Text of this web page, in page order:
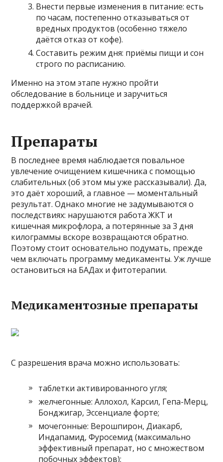
Внести первые изменения в питание: есть
по часам, постепенно отказываться от
вредных продуктов (особенно тяжело
даётся отказ от кофе).
Составить режим дня: приёмы пищи и сон
строго по расписанию.
Именно на этом этапе нужно пройти
обследование в больнице и заручиться
поддержкой врачей.
Препараты
В последнее время наблюдается повальное
увлечение очищением кишечника с помощью
слабительных (об этом мы уже рассказывали). Да,
это даёт хороший, а главное — моментальный
результат. Однако многие не задумываются о
последствиях: нарушаются работа ЖКТ и
кишечная микрофлора, а потерянные за 3 дня
килограммы вскоре возвращаются обратно.
Поэтому стоит основательно подумать, прежде
чем включать программу медикаменты. Уж лучше
остановиться на БАДах и фитотерапии.
Медикаментозные препараты
С разрешения врача можно использовать:
таблетки активированного угля;
желчегонные: Аллохол, Карсил, Гепа-Мерц,
Бонджигар, Эссенциале форте;
мочегонные: Верошпирон, Диакарб,
Индапамид, Фуросемид (максимально
эффективный препарат, но с множеством
побочных эффектов);